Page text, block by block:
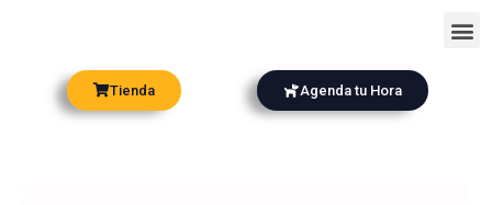
Tienda Agenda tu Hora